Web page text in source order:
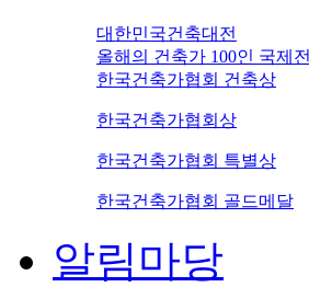
대한민국건축대전
올해의 건축가 100인 국제전
한국건축가협회 건축상
한국건축가협회상
한국건축가협회 특별상
한국건축가협회 골드메달
알림마당